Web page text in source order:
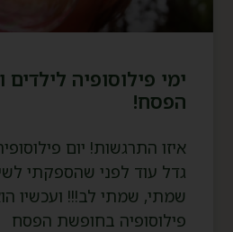
ימי פילוסופיה לילדים
הפסח!
איזו התרגשות! יום פילוסופיה
גדל עוד לפני שהספקתי לשים
פילוסופיה בחופשת הפסח